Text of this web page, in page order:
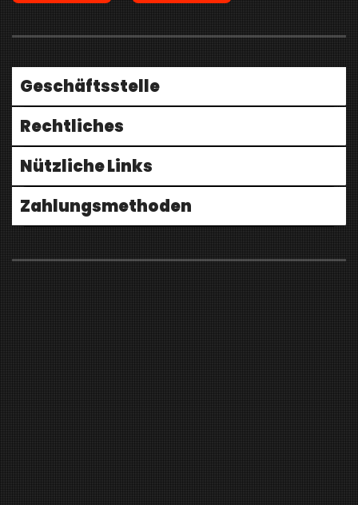
Geschäftsstelle
Rechtliches
Nützliche Links
Zahlungsmethoden